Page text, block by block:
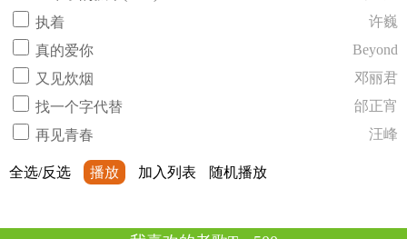
执着
许巍
真的爱你
Beyond
又见炊烟
邓丽君
找一个字代替
邰正宵
再见青春
汪峰
全选/反选 播放 加入列表 随机播放